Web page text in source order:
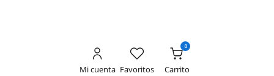
Mi cuenta Favoritos
0
Carrito